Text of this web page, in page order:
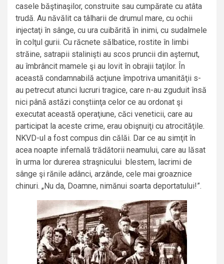
casele băştinaşilor, construite sau cumpărate cu atâta
trudă. Au năvălit ca tâlharii de drumul mare, cu ochii
injectaţi în sânge, cu ura cuibărită în inimi, cu sudalmele
în colţul gurii. Cu răcnete sălbatice, rostite în limbi
străine, satrapii stalinişti au scos pruncii din aşternut,
au îmbrâncit mamele şi au lovit în obrajii taţilor. În
această condamnabilă acţiune împotriva umanităţii s-
au petrecut atunci lucruri tragice, care n-au zguduit însă
nici până astăzi conştiinţa celor ce au ordonat şi
executat această operaţiune, căci veneticii, care au
participat la aceste crime, erau obişnuiţi cu atrocităţile.
NKVD-ul a fost compus din călăi. Dar ce au simţit în
acea noapte infernală trădătorii neamului, care au lăsat
în urma lor durerea straşnicului blestem, lacrimi de
sânge şi rănile adânci, arzânde, cele mai groaznice
chinuri. „Nu da, Doamne, nimănui soarta deportatului!”.